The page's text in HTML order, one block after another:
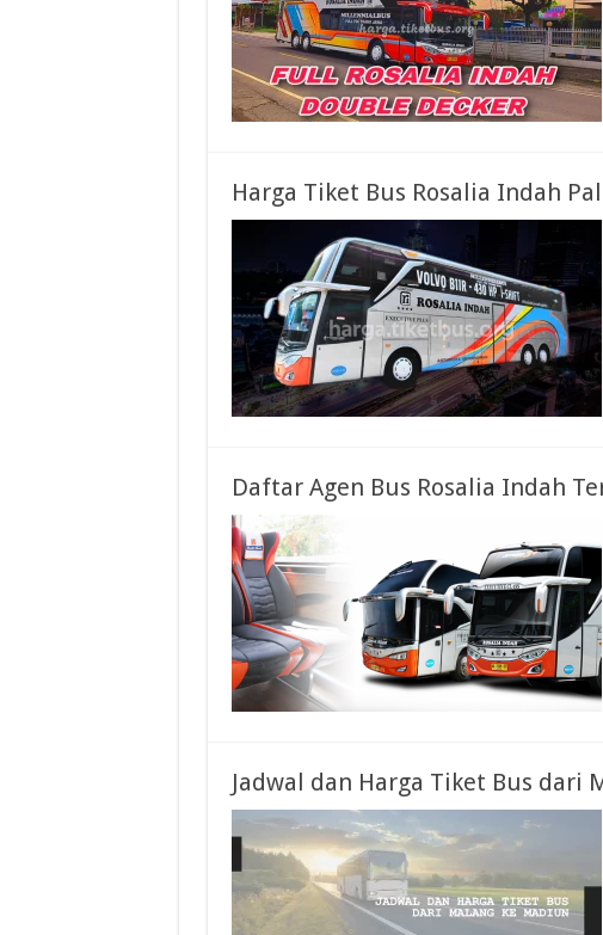
Harga Tiket Bus Rosalia Indah
Daftar Agen Bus Rosalia Indah
Jadwal dan Harga Tiket Bus dari